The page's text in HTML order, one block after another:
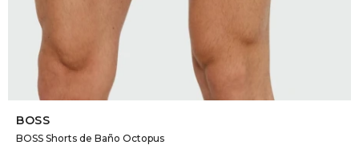
SELECCIONAR TALLE
BOSS
BOSS Shorts de Baño Octopus